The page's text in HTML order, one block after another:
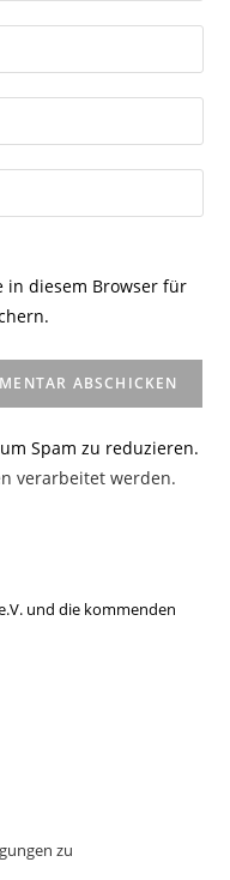
in diesem Browser für
Spam zu reduzieren.
verarbeitet werden.
und die kommenden
zu